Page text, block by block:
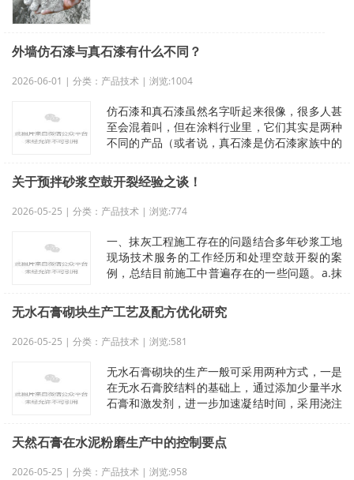
外墙仿石漆与真石漆有什么不同？
2026-06-01 | 分类：产品技术 | 浏览:1004
仿石漆和真石漆虽然名字听起来很像，很多人甚
至会混着叫，但在涂料行业里，它们其实是两种
不同的产品（或者说，真石漆是仿石漆家族中的
关于预拌砂浆空鼓开裂经验之谈！
2026-05-25 | 分类：产品技术 | 浏览:774
一、抹灰工程施工存在的问题结合多年砂浆工地
现场技术服务的工作经历和处理空鼓开裂的案
例，总结目前施工中普遍存在的一些问题。a.抹
无水石膏砌块生产工艺及配方优化研究
2026-05-25 | 分类：产品技术 | 浏览:581
无水石膏砌块的生产一般可采用两种方式，一是
在无水石膏胶结料的基础上，通过添加少量半水
石膏和激发剂，进一步加速凝结时间，采用浇注
天然石膏在水泥粉磨生产中的控制要点
2026-05-25 | 分类：产品技术 | 浏览:958